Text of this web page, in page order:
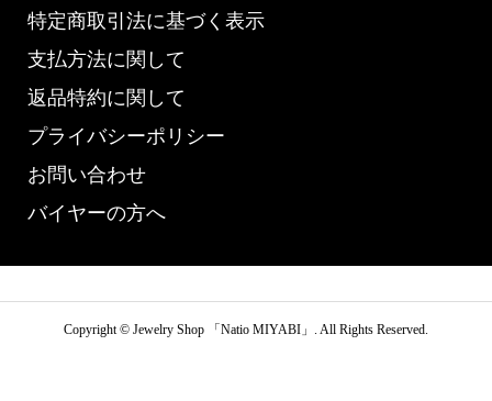
特定商取引法に基づく表示
支払方法に関して
返品特約に関して
プライバシーポリシー
お問い合わせ
バイヤーの方へ
Copyright © Jewelry Shop 「Natio MIYABI」. All Rights Reserved.